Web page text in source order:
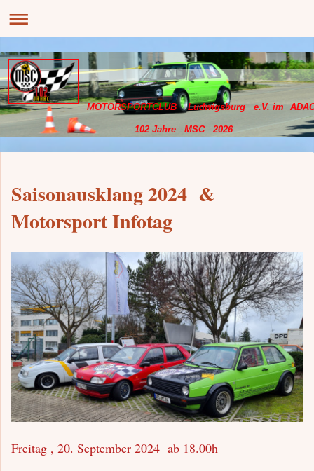
MOTORSPORTCLUB Ludwigsburg e.V. im
102 Jahre MSC 2026
Saisonausklang 2024 &
Motorsport Infotag
Freitag , 20. September 2024 ab 18.00h